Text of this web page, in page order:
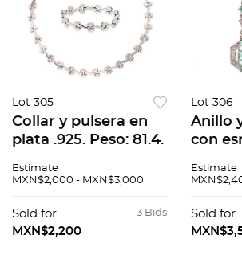
Lot 305
Collar y pulsera en
plata .925. Peso: 81.4.
Estimate
MXN$2,000 - MXN$3,000
3 Bids
Sold for
MXN$2,200
Lot 306
Anillo
con
cojín.
corte 8
Estimate
Sold for